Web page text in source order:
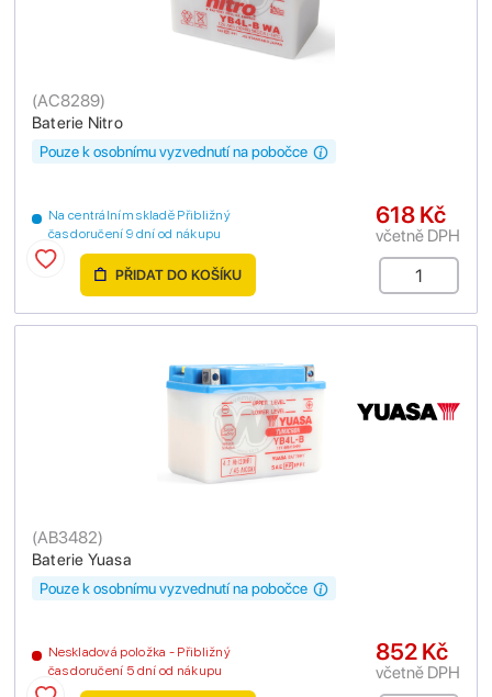
Baterie Nitro
(AC8289)
Na centrálním skladě Přibližný
čas doručení 9 dní od nákupu
Pouze k osobnímu vyzvednutí na pobočce
618 Kč
včetně DPH
PŘIDAT DO KOŠÍKU
Baterie Yuasa
(AB3482)
Neskladová položka - Přibližný
čas doručení 5 dní od nákupu
Pouze k osobnímu vyzvednutí na pobočce
852 Kč
včetně DPH